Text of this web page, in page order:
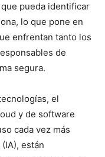
pueda identificar
lo que pone en
enfrentan tanto los
de
segura.
el
y de software
cada vez más
están